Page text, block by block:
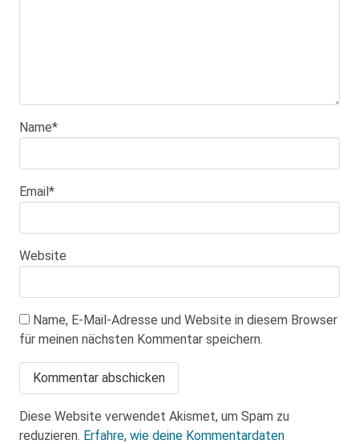
Name*
Email*
Website
Name, E-Mail-Adresse und Website in diesem Browser
für meinen nächsten Kommentar speichern.
Diese Website verwendet Akismet, um Spam zu
reduzieren. Erfahre, wie deine Kommentardaten